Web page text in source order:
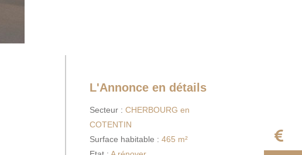
L'Annonce en détails
Secteur : CHERBOURG en
COTENTIN
Surface habitable : 465 m²